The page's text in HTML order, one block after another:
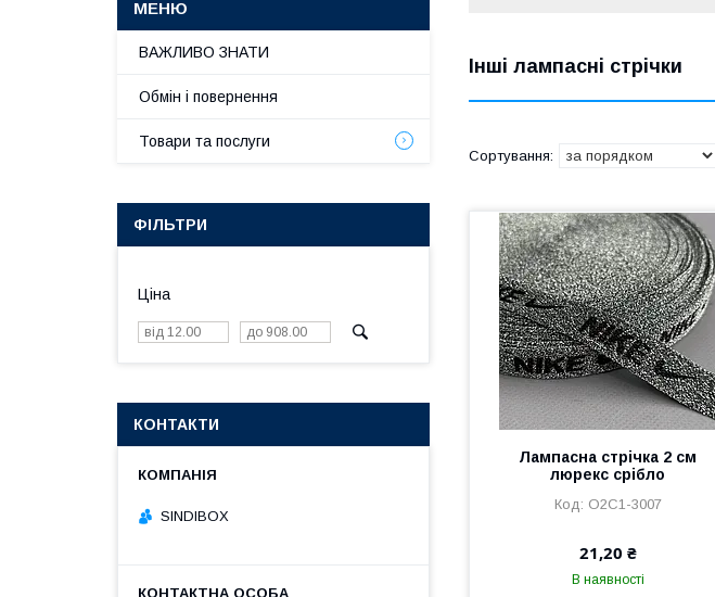
Інші лампасні стрічки
Лампасна стрічка 2 см
люрекс срібло
О2С1-3007
21,20 ₴
В наявності
ВАЖЛИВО ЗНАТИ
Обмін і повернення
Товари та послуги
ФІЛЬТРИ
Ціна
КОНТАКТИ
SINDIBOX